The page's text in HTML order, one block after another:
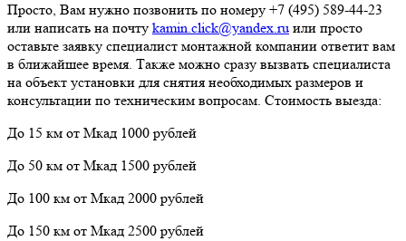
Просто, Вам нужно позвонить по номеру +7 (495) 589-44-23
или написать на почту kamin.click@yandex.ru или просто
оставьте заявку специалист монтажной компании ответит вам
в ближайшее время. Также можно сразу вызвать специалиста
на объект установки для снятия необходимых размеров и
консультации по техническим вопросам. Стоимость выезда:
До 15 км от Мкад 1000 рублей
До 50 км от Мкад 1500 рублей
До 100 км от Мкад 2000 рублей
До 150 км от Мкад 2500 рублей